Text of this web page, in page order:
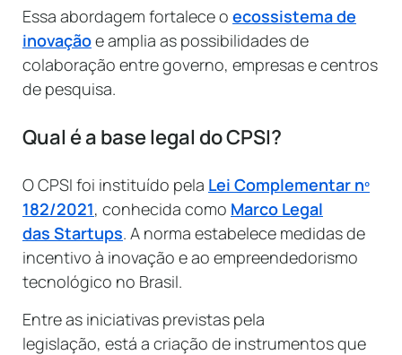
Essa abordagem fortalece o ecossistema de
inovaçãoe amplia as possibilidades de
colaboração entre governo, empresas e centros
de pesquisa.
Qual é a base legal do CPSI?
O CPSI foi instituído pela Lei Complementar nº
182/2021, conhecida como Marco Legal
das Startups. A norma estabelece medidas de
incentivo à inovação e ao empreendedorismo
tecnológico no Brasil.
Entre as iniciativas previstas pela
legislação, está a criação de instrumentos que